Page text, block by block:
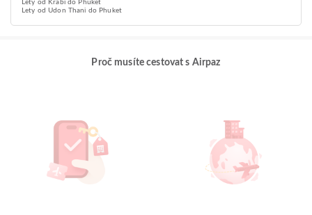
Lety od Krabi do Phuket
Lety od Udon Thani do Phuket
Proč musíte cestovat s Airpaz